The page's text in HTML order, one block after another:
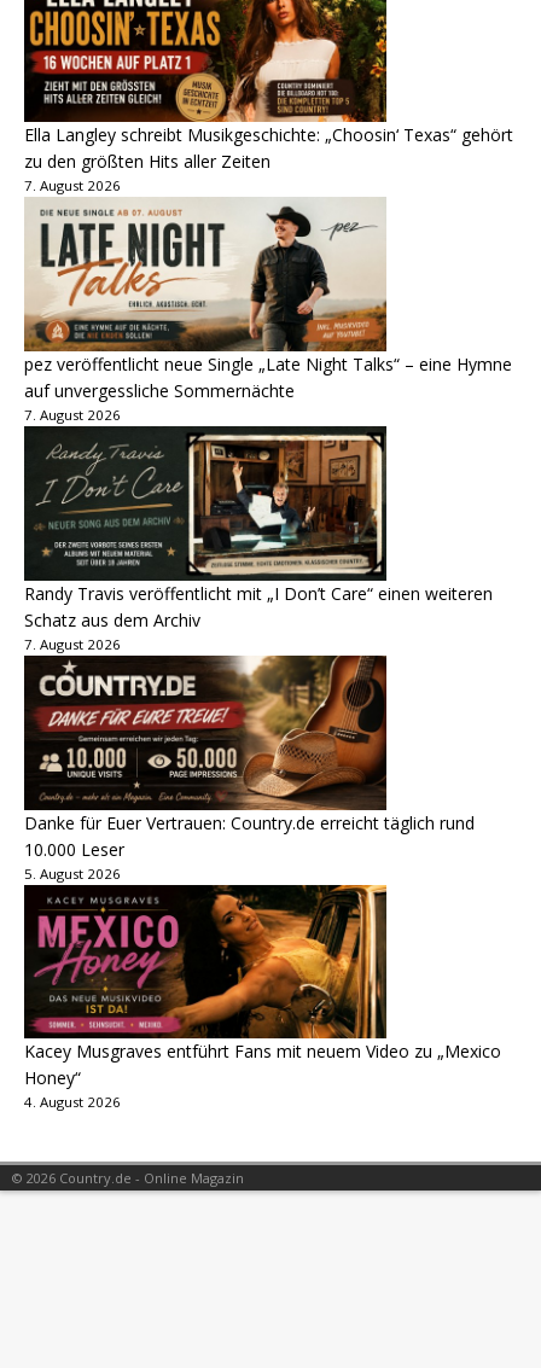
Ella Langley schreibt Musikgeschichte: „Choosin‘ Texas“ gehört
zu den größten Hits aller Zeiten
7. August 2026
pez veröffentlicht neue Single „Late Night Talks“ – eine Hymne
auf unvergessliche Sommernächte
7. August 2026
Randy Travis veröffentlicht mit „I Don’t Care“ einen weiteren
Schatz aus dem Archiv
7. August 2026
Danke für Euer Vertrauen: Country.de erreicht täglich rund
10.000 Leser
5. August 2026
Kacey Musgraves entführt Fans mit neuem Video zu „Mexico
Honey“
4. August 2026
© 2026 Country.de - Online Magazin